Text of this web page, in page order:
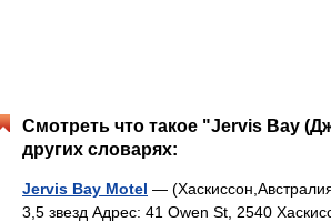
Смотреть что такое "Jervis Bay
других словарях:
Jervis Bay Motel —
3,5 звезд Адрес: 41 Owen St, 2540